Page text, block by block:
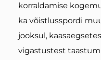
korraldamise
ka võistlusspordi
jooksul,
vigastustest